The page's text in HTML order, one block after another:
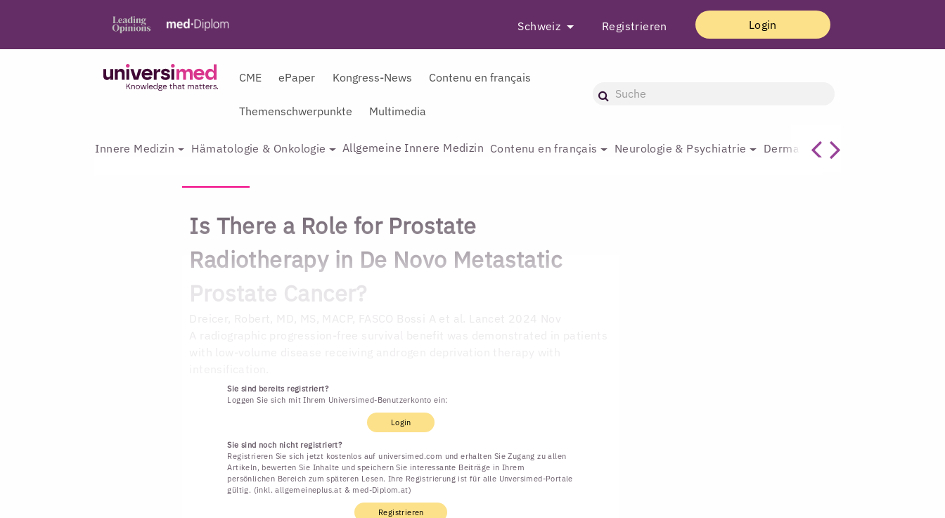
Schweiz Registrieren Login
CME ePaper Kongress-News Contenu en français
Themenschwerpunkte Multimedia
Innere Medizin Hämatologie & Onkologie Allgemeine Innere Medizin Contenu en français Neurologie & Psychiatrie Dermatologie & Plastische
Is There a Role for Prostate
Radiotherapy in De Novo Metastatic
Prostate Cancer?
Sie sind bereits registriert?
Loggen Sie sich mit Ihrem Universimed-Benutzerkonto ein:
Login
Sie sind noch nicht registriert?
Registrieren Sie sich jetzt kostenlos auf universimed.com und erhalten Sie Zugang zu allen
Artikeln, bewerten Sie Inhalte und speichern Sie interessante Beiträge in Ihrem
persönlichen Bereich zum späteren Lesen. Ihre Registrierung ist für alle Unversimed-Portale
gültig. (inkl. allgemeineplus.at & med-Diplom.at)
Registrieren